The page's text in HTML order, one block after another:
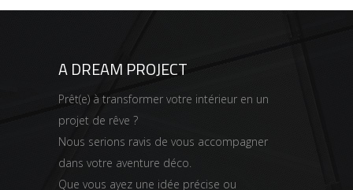
A DREAM PROJECT
Prêt(e) à transformer votre intérieur en un
projet de rêve ?
Nous serions ravis de vous accompagner
dans votre aventure déco.
Que vous ayez une idée précise ou